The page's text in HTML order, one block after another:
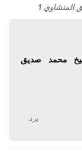
المنشاوي 1
محمد صديق
يرد